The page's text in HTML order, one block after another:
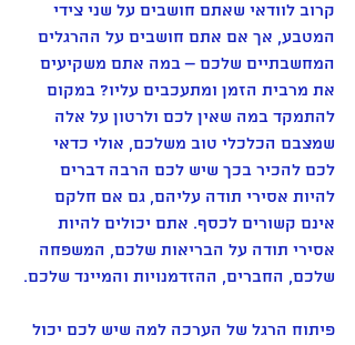
קרוב לוודאי שאתם חושבים על שני צידי
המטבע, אך אם אתם חושבים על ההרגלים
המחשבתיים שלכם – במה אתם משקיעים
את מרבית הזמן ומתעכבים עליו? במקום
להתמקד במה שאין לכם ולרטון על אלה
שמצבם הכלכלי טוב משלכם, אולי כדאי
לכם להכיר בכך שיש לכם הרבה דברים
להיות אסירי תודה עליהם, גם אם חלקם
אינם קשורים לכסף. אתם יכולים להיות
אסירי תודה על הבריאות שלכם, המשפחה
שלכם, החברים, ההזדמנויות והמיינד שלכם.
פיתוח הרגל של הערכה למה שיש לכם יכול